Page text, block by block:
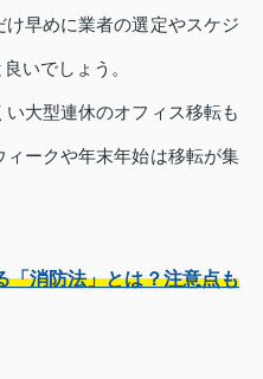
早めに業者の選定やスケジ
いでしょう。
大型連休のオフィス移転も
ークや年末年始は移転が集
「消防法」とは？注意点も